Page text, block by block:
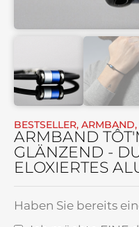
BESTSELLER, ARMBAND,
ARMBAND
GLÄNZEND -
ELOXIERTES
Haben Sie bereits